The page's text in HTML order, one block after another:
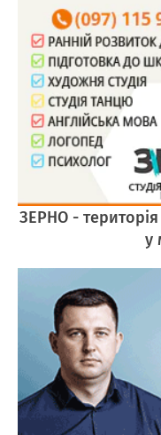
ЗЕРНО -
у